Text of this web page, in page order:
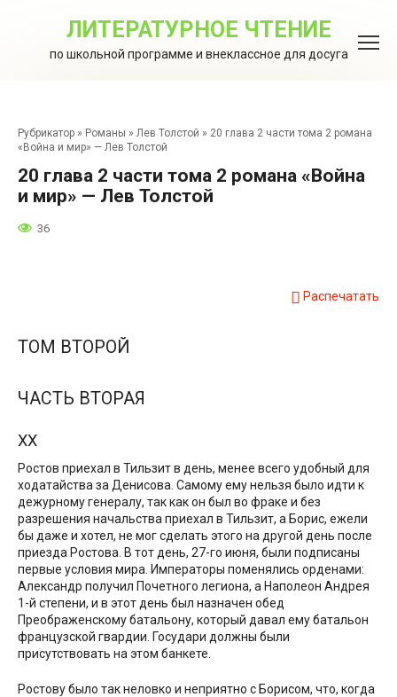
ЛИТЕРАТУРНОЕ ЧТЕНИЕ
по школьной программе и внеклассное для досуга
Рубрикатор » Романы » Лев Толстой » 20 глава 2 части тома 2 романа
«Война и мир» — Лев Толстой
20 глава 2 части тома 2 романа «Война
и мир» — Лев Толстой
36
Распечатать
ТОМ ВТОРОЙ
ЧАСТЬ ВТОРАЯ
XX
Ростов приехал в Тильзит в день, менее всего удобный для
ходатайства за Денисова. Самому ему нельзя было идти к
дежурному генералу, так как он был во фраке и без
разрешения начальства приехал в Тильзит, а Борис, ежели
бы даже и хотел, не мог сделать этого на другой день после
приезда Ростова. В тот день, 27-го июня, были подписаны
первые условия мира. Императоры поменялись орденами:
Александр получил Почетного легиона, а Наполеон Андрея
1-й степени, и в этот день был назначен обед
Преображенскому батальону, который давал ему батальон
французской гвардии. Государи должны были
присутствовать на этом банкете.
Ростову было так неловко и неприятно с Борисом, что, когда